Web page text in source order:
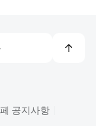
공지사항